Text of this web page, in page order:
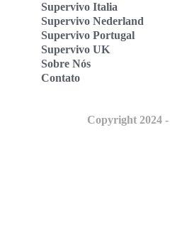
Supervivo Italia
Supervivo Nederland
Supervivo Portugal
Supervivo UK
Sobre Nós
Contato
Copyright 2024